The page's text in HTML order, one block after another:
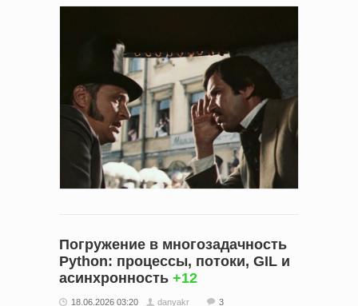
Погружение в многозадачность
Python: процессы, потоки, GIL и
асинхронность +12
18.06.2026 03:20 danyakr 3